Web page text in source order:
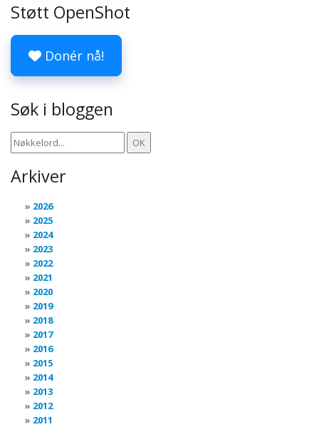
Støtt OpenShot
Donér nå!
Søk i bloggen
Arkiver
2026
2025
2024
2023
2022
2021
2020
2019
2018
2017
2016
2015
2014
2013
2012
2011